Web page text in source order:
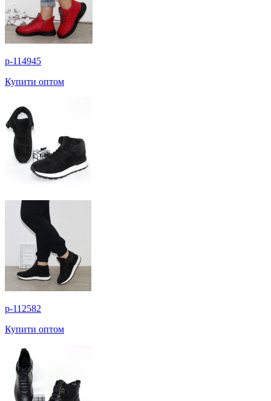
p-114945
Купити оптом
p-112582
Купити оптом